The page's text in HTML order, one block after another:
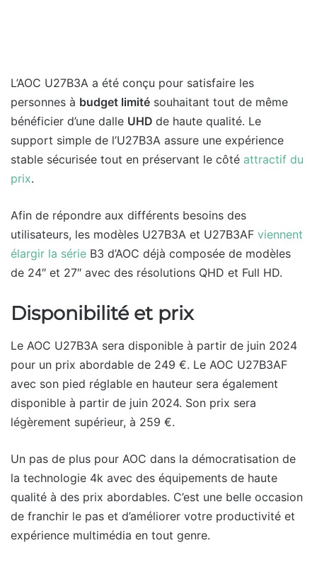
L’AOC U27B3A a été conçu pour satisfaire les
personnes à budget limité souhaitant tout de même
bénéficier d’une dalle UHD de haute qualité. Le
support simple de l’U27B3A assure une expérience
stable sécurisée tout en préservant le côté attractif du
prix.
Afin de répondre aux différents besoins des
utilisateurs, les modèles U27B3A et U27B3AF viennent
élargir la série B3 d’AOC déjà composée de modèles
de 24″ et 27″ avec des résolutions QHD et Full HD.
Disponibilité et prix
Le AOC U27B3A sera disponible à partir de juin 2024
pour un prix abordable de 249 €. Le AOC U27B3AF
avec son pied réglable en hauteur sera également
disponible à partir de juin 2024. Son prix sera
légèrement supérieur, à 259 €.
Un pas de plus pour AOC dans la démocratisation de
la technologie 4k avec des équipements de haute
qualité à des prix abordables. C’est une belle occasion
de franchir le pas et d’améliorer votre productivité et
expérience multimédia en tout genre.